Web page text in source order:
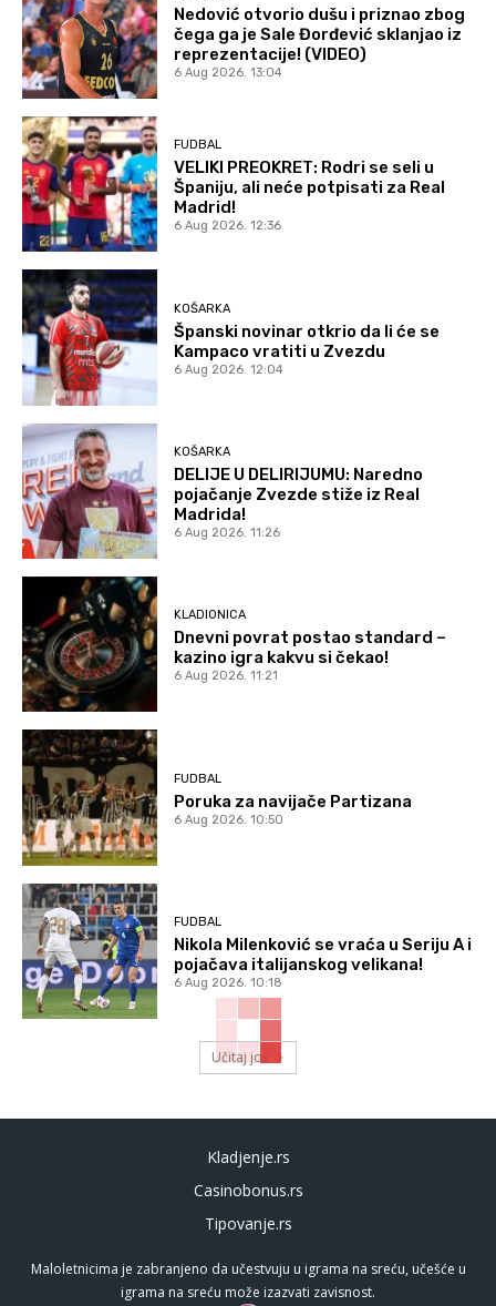
Nedović otvorio dušu i priznao zbog
čega ga je Sale Đorđević sklanjao iz
reprezentacije! (VIDEO)
6 Aug 2026. 13:04
FUDBAL
VELIKI PREOKRET: Rodri se seli u
Španiju, ali neće potpisati za Real
Madrid!
6 Aug 2026. 12:36
KOŠARKA
Španski novinar otkrio da li će se
Kampaco vratiti u Zvezdu
6 Aug 2026. 12:04
KOŠARKA
DELIJE U DELIRIJUMU: Naredno
pojačanje Zvezde stiže iz Real
Madrida!
6 Aug 2026. 11:26
KLADIONICA
Dnevni povrat postao standard –
kazino igra kakvu si čekao!
6 Aug 2026. 11:21
FUDBAL
Poruka za navijače Partizana
6 Aug 2026. 10:50
FUDBAL
Nikola Milenković se vraća u Seriju A i
pojačava italijanskog velikana!
6 Aug 2026. 10:18
Učitaj još
Kladjenje.rs
Casinobonus.rs
Tipovanje.rs
Maloletnicima je zabranjeno da učestvuju u igrama na sreću, učešće u
igrama na sreću može izazvati zavisnost.